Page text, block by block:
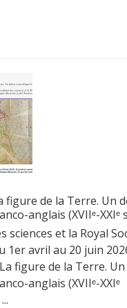
figure de la Terre. Un
anglais (XVIIᵉ-XXIᵉ
sciences et la Royal
1er avril au 20 juin
figure de la Terre.
anglais (XVIIᵉ-XXIᵉ